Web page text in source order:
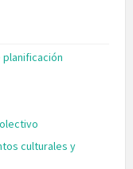
culturales y